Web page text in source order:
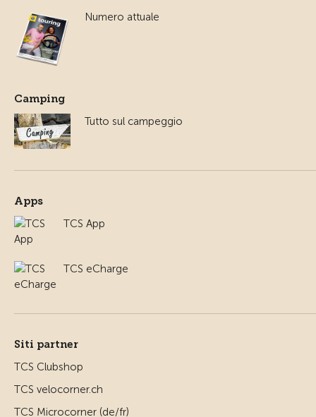
Numero attuale
Camping
Tutto sul campeggio
Apps
TCS App
TCS eCharge
Siti partner
TCS Clubshop
TCS velocorner.ch
TCS Microcorner (de/fr)